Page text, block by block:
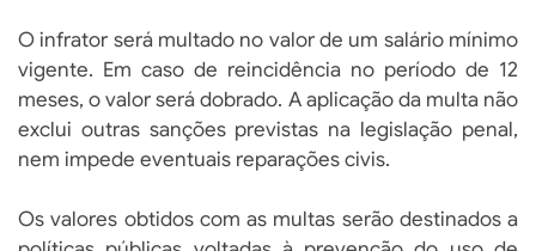
O infrator será multado no valor de um salário mínimo
vigente. Em caso de reincidência no período de 12
meses, o valor será dobrado. A aplicação da multa não
exclui outras sanções previstas na legislação penal,
nem impede eventuais reparações civis.
Os valores obtidos com as multas serão destinados a